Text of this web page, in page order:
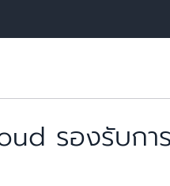
รองรับก